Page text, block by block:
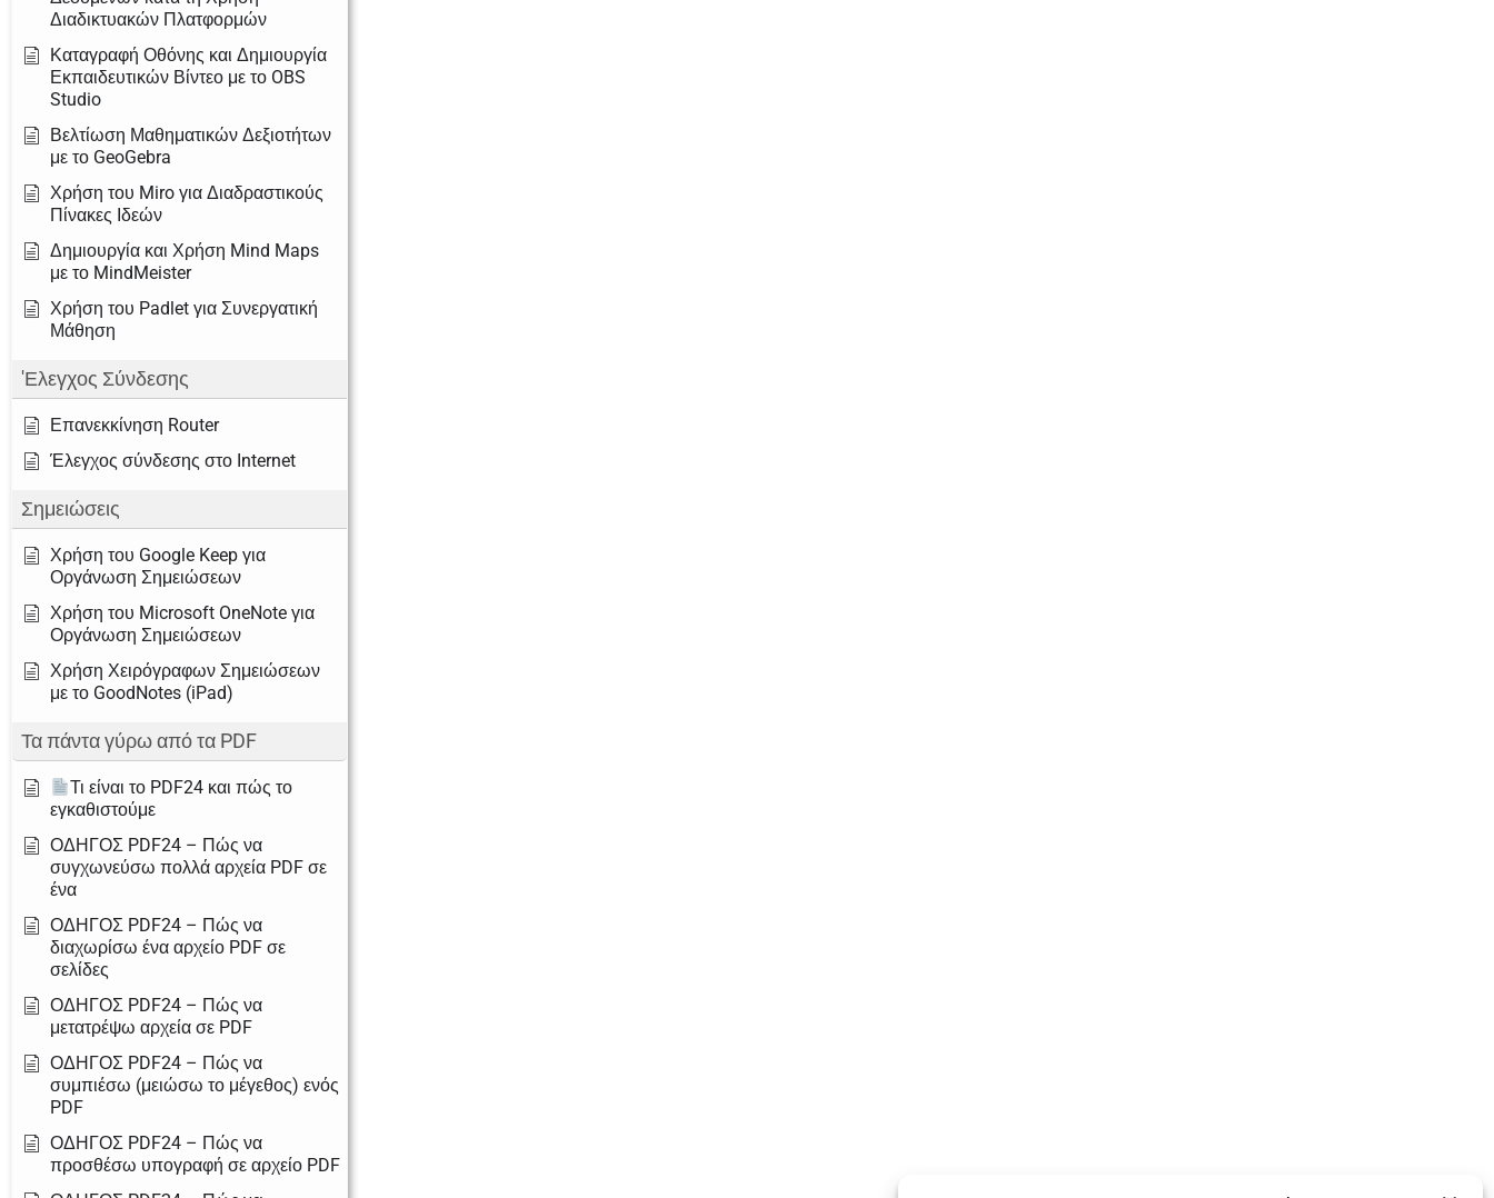
Διαδικτυακών Πλατφορμών
Καταγραφή Οθόνης και Δημιουργία
Εκπαιδευτικών Βίντεο με το OBS
Studio
Βελτίωση Μαθηματικών Δεξιοτήτων
με το GeoGebra
Χρήση του Miro για Διαδραστικούς
Πίνακες Ιδεών
Δημιουργία και Χρήση Mind Maps
με το MindMeister
Χρήση του Padlet για Συνεργατική
Μάθηση
'Ελεγχος Σύνδεσης
Επανεκκίνηση Router
Έλεγχος σύνδεσης στο Internet
Σημειώσεις
Χρήση του Google Keep για
Οργάνωση Σημειώσεων
Χρήση του Microsoft OneNote για
Οργάνωση Σημειώσεων
Χρήση Χειρόγραφων Σημειώσεων
με το GoodNotes (iPad)
Τα πάντα γύρω από τα PDF
Τι είναι το PDF24 και πώς το
εγκαθιστούμε
ΟΔΗΓΟΣ PDF24 – Πώς να
συγχωνεύσω πολλά αρχεία PDF σε
ένα
ΟΔΗΓΟΣ PDF24 – Πώς να
διαχωρίσω ένα αρχείο PDF σε
σελίδες
ΟΔΗΓΟΣ PDF24 – Πώς να
μετατρέψω αρχεία σε PDF
ΟΔΗΓΟΣ PDF24 – Πώς να
συμπιέσω (μειώσω το μέγεθος) ενός
PDF
ΟΔΗΓΟΣ PDF24 – Πώς να
προσθέσω υπογραφή σε αρχείο PDF